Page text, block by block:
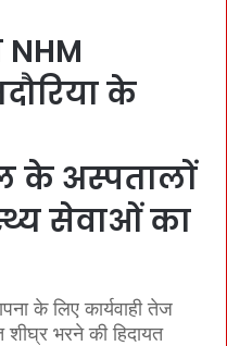
के
के अस्पतालों
सेवाओं का
के लिए कार्यवाही तेज
भरने की हिदायत